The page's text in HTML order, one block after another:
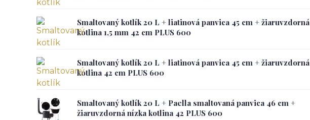
Smaltovaný kotlík 20 L + liatinová panvica 45 cm + žiaruvzdorná
kotlina 1,5 mm 42 cm PLUS 600
Smaltovaný kotlík 20 L + liatinová panvica 45 cm + žiaruvzdorná
kotlina 42 cm PLUS 600
Smaltovaný kotlík 20 L + Paella smaltovaná panvica 46 cm +
žiaruvzdorná nízka kotlina 42 PLUS 600